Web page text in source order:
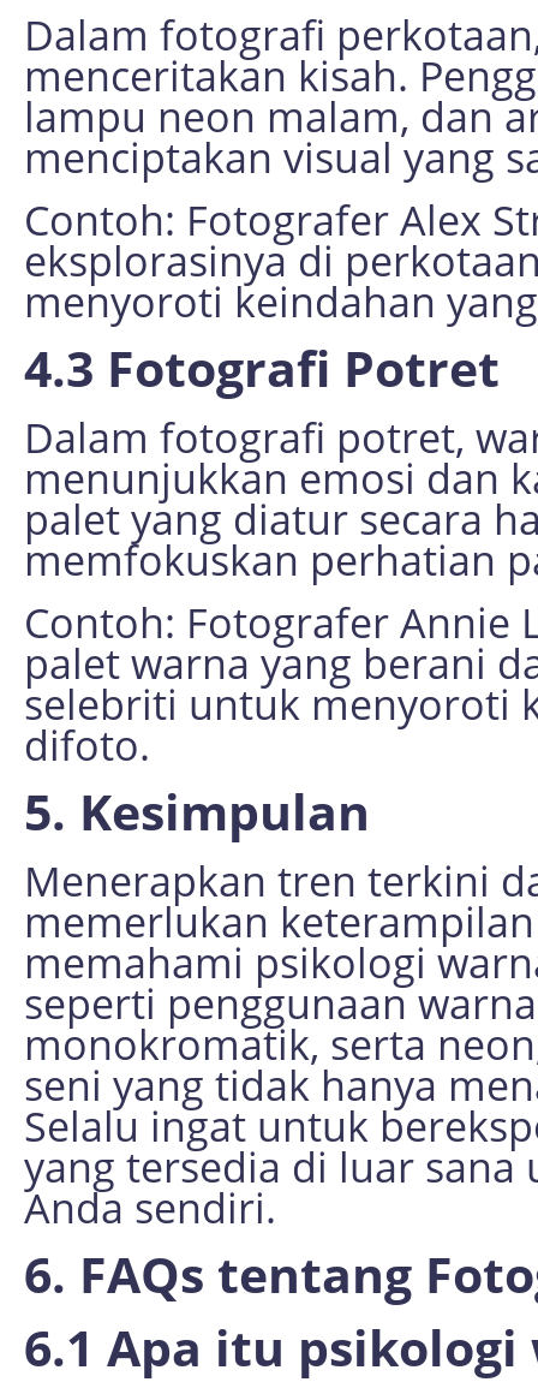
Dalam fotografi
menceritakan kisah.
lampu neon malam, dan
menciptakan visual yang
Contoh: Fotografer Alex
eksplorasinya di
menyoroti keindahan
4.3 Fotografi Potret
Dalam fotografi potret,
menunjukkan emosi dan
palet yang diatur secara
memfokuskan perhatian
Contoh: Fotografer Annie
palet warna yang berani
selebriti untuk menyoroti
difoto.
5. Kesimpulan
Menerapkan tren terkini
memerlukan
memahami psikologi
seperti penggunaan
monokromatik, serta
seni yang tidak hanya
Selalu ingat untuk
yang tersedia di luar
Anda sendiri.
6. FAQs tentang
6.1 Apa itu